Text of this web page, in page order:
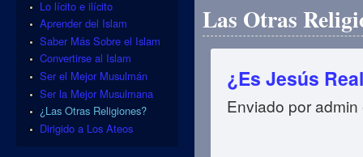
Las Otras
¿Es Jesús
Enviado poradmin
Lo lícito e ilícito
Aprender del Islam
Saber Más Sobre el Islam
Convertirse al Islam
Ser el Mejor Musulmán
Ser la Mejor Musulmana
¿Las Otras Religiones?
Dirigido a Los Ateos